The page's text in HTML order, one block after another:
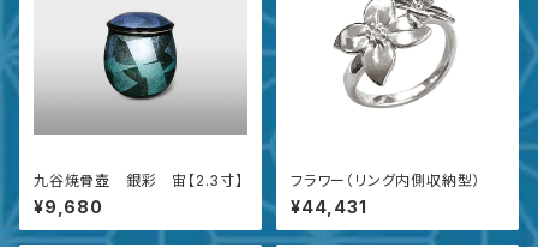
九谷焼骨壺 銀彩 宙【2.3寸】
¥9,680
フラワー（リング内側収納型）
¥44,431